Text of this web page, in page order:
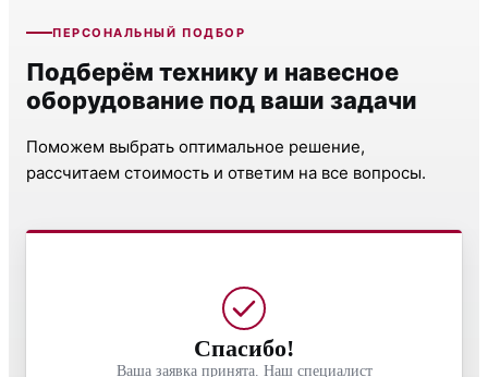
ПЕРСОНАЛЬНЫЙ ПОДБОР
Подберём технику и навесное
оборудование под ваши задачи
Поможем выбрать оптимальное решение,
рассчитаем стоимость и ответим на все вопросы.
Спасибо!
Ваша заявка принята. Наш специалист